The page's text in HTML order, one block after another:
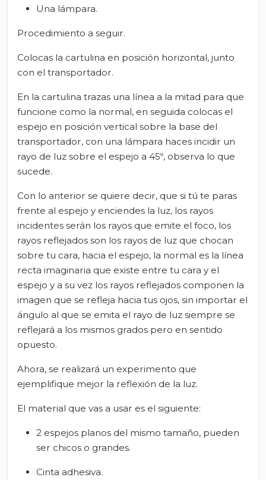
Una lámpara.
Procedimiento a seguir.
Colocas la cartulina en posición horizontal, junto
con el transportador.
En la cartulina trazas una línea a la mitad para que
funcione como la normal, en seguida colocas el
espejo en posición vertical sobre la base del
transportador, con una lámpara haces incidir un
rayo de luz sobre el espejo a 45º, observa lo que
sucede.
Con lo anterior se quiere decir, que si tú te paras
frente al espejo y enciendes la luz, los rayos
incidentes serán los rayos que emite el foco, los
rayos reflejados son los rayos de luz que chocan
sobre tu cara, hacia el espejo, la normal es la línea
recta imaginaria que existe entre tu cara y el
espejo y a su vez los rayos reflejados componen la
imagen que se refleja hacia tus ojos, sin importar el
ángulo al que se emita el rayo de luz siempre se
reflejará a los mismos grados pero en sentido
opuesto.
Ahora, se realizará un experimento que
ejemplifique mejor la reflexión de la luz.
El material que vas a usar es el siguiente:
2 espejos planos del mismo tamaño, pueden
ser chicos o grandes.
Cinta adhesiva.